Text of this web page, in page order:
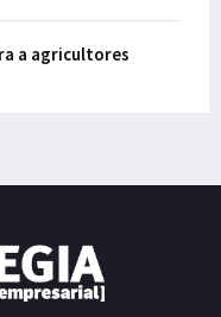
a agricultores